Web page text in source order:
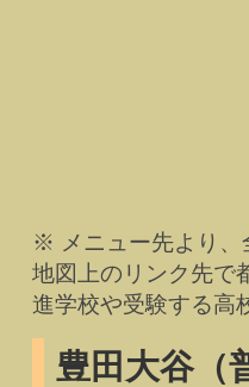
※ メニュー先より、
地図上のリンク先で
進学校や受験する高
豊田大谷（